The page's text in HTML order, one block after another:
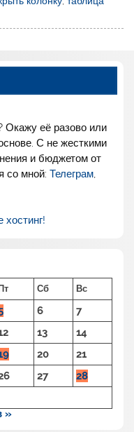
её разово или
С не жесткими
и бюджетом от
со мной:Телеграм,
хостинг!
Сб Вс
6
7
13
14
20
21
27
28
»